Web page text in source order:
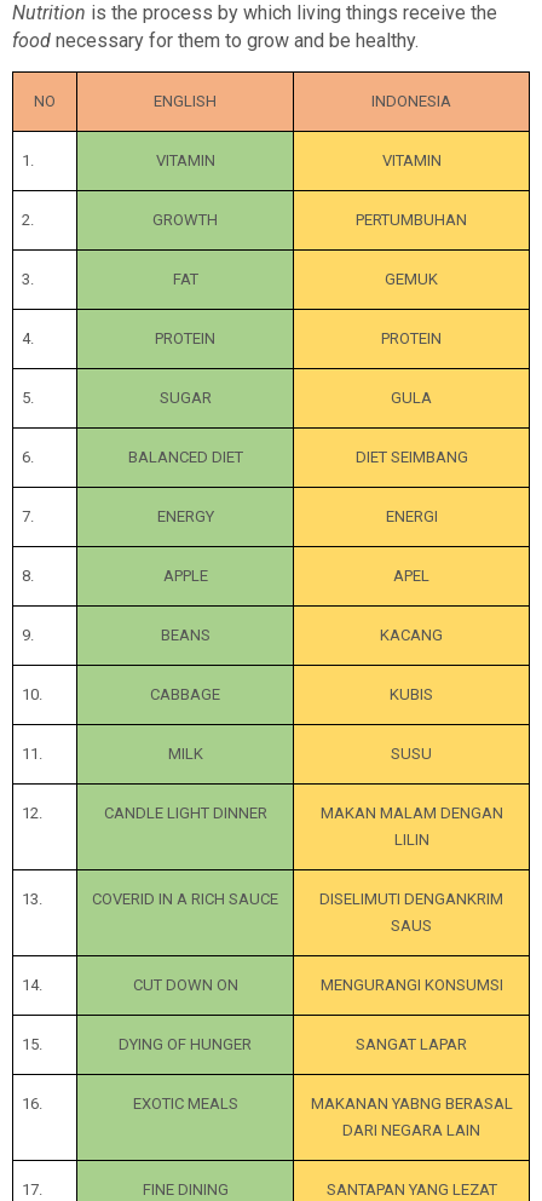
Nutrition is the process by which living things receive the
food necessary for them to grow and be healthy.
NO ENGLISH INDONESIA
1. VITAMIN VITAMIN
2. GROWTH PERTUMBUHAN
3. FAT GEMUK
4. PROTEIN PROTEIN
5. SUGAR GULA
6. BALANCED DIET DIET SEIMBANG
7. ENERGY ENERGI
8. APPLE APEL
9. BEANS KACANG
10. CABBAGE KUBIS
11. MILK SUSU
12. CANDLE LIGHT DINNER
MAKAN MALAM DENGAN
LILIN
13. COVERID IN A RICH SAUCE
DISELIMUTI DENGANKRIM
SAUS
14. CUT DOWN ON MENGURANGI KONSUMSI
15. DYING OF HUNGER SANGAT LAPAR
16. EXOTIC MEALS
MAKANAN YABNG BERASAL
DARI NEGARA LAIN
17. FINE DINING SANTAPAN YANG LEZAT